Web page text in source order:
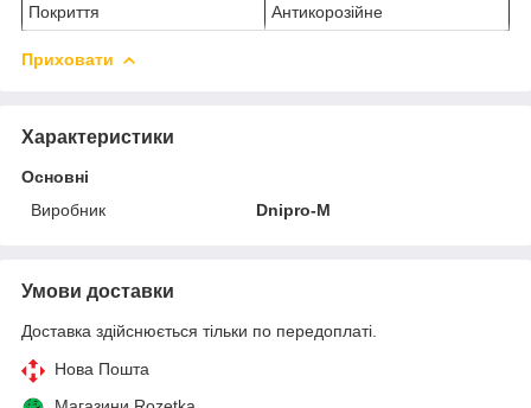
Покриття
Антикорозійне
Приховати
Характеристики
Основні
Виробник
Dnipro-M
Умови доставки
Доставка здійснюється тільки по передоплаті.
Нова Пошта